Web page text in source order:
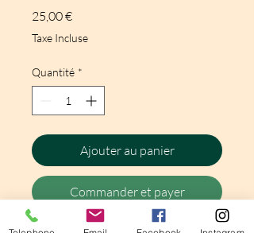
25,00 €Prix
Taxe Incluse
Quantité *
Ajouter au panier
Commander et payer